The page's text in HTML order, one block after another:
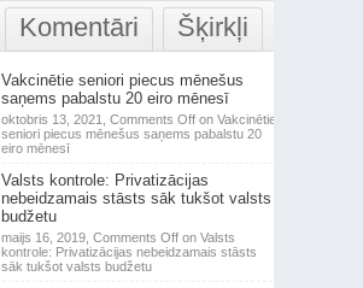
Komentāri Šķirkļi
Vakcinētie seniori piecus mēnešus
saņems pabalstu 20 eiro mēnesī
oktobris 13, 2021, Comments Offon Vakcinētie
seniori piecus mēnešus saņems pabalstu 20
eiro mēnesī
Valsts kontrole: Privatizācijas
nebeidzamais stāsts sāk tukšot valsts
budžetu
maijs 16, 2019, Comments Offon Valsts
kontrole: Privatizācijas nebeidzamais stāsts
sāk tukšot valsts budžetu